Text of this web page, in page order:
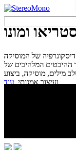
ומונו
של המוסיקה
המלהיבים של
מילים, מוסיקה, ביצוע
ועיצוב אמנותי.עוד...